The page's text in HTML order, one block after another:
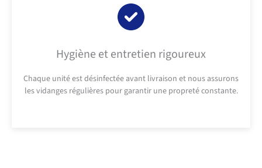
Hygiène et entretien rigoureux
Chaque unité est désinfectée avant livraison et nous assurons
les vidanges régulières pour garantir une propreté constante.